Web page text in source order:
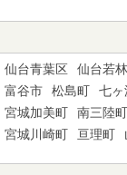
仙台青葉区 仙台若
富谷市
松島町 七ヶ
宮城加美町
南三陸町
宮城川崎町
亘理町